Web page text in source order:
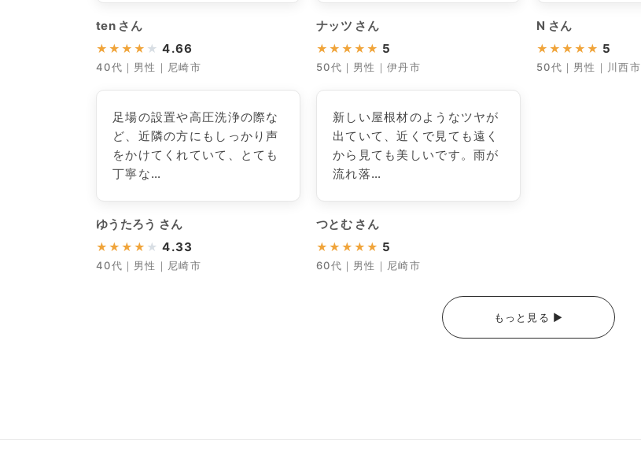
ten さん
★ ★ ★ ★ ★ 4.66
40代｜男性｜尼崎市
ナッツ さん
★ ★ ★ ★ ★ 5
50代｜男性｜伊丹市
N さん
★ ★ ★ ★ ★ 5
50代｜男性｜川西市
足場の設置や高圧洗浄の際な
ど、近隣の方にもしっかり声
をかけてくれていて、とても
丁寧な…
ゆうたろう さん
★ ★ ★ ★ ★ 4.33
40代｜男性｜尼崎市
新しい屋根材のようなツヤが
出ていて、近くで見ても遠く
から見ても美しいです。雨が
流れ落…
つとむ さん
★ ★ ★ ★ ★ 5
60代｜男性｜尼崎市
もっと見る ▶︎